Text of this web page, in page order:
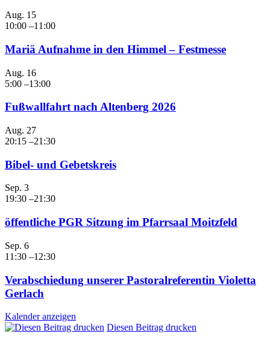
Aug. 15
10:00 –11:00
Mariä Aufnahme in den Himmel – Festmesse
Aug. 16
5:00 –13:00
Fußwallfahrt nach Altenberg 2026
Aug. 27
20:15 –21:30
Bibel- und Gebetskreis
Sep. 3
19:30 –21:30
öffentliche PGR Sitzung im Pfarrsaal Moitzfeld
Sep. 6
11:30 –12:30
Verabschiedung unserer Pastoralreferentin Violetta
Gerlach
Kalender anzeigen
Diesen Beitrag drucken